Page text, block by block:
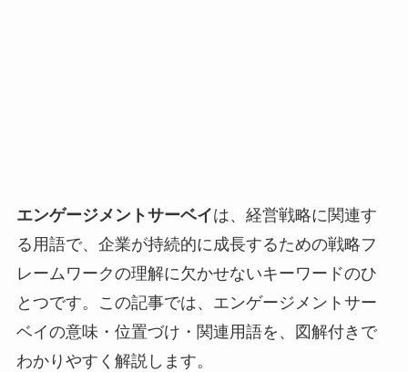
エンゲージメントサーベイは、経営戦略に関連す
る用語で、企業が持続的に成長するための戦略フ
レームワークの理解に欠かせないキーワードのひ
とつです。この記事では、エンゲージメントサー
ベイの意味・位置づけ・関連用語を、図解付きで
わかりやすく解説します。